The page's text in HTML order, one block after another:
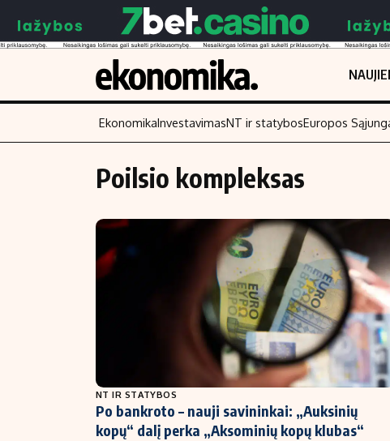
Turinys
Naujienos
Aplinka
Verslas
NT ir statybos
Skaitykite
Finansai
Įmonės
Žemės ūkis
Technologijos
Laisvalaikis
EkonomikaInvestavimasNT ir statybosEuropos
Poilsio kompleksas
NT IR STATYBOS
Po bankroto – nauji savininkai: „Auksinių
kopų“ dalį perka „Aksominių kopų klubas“